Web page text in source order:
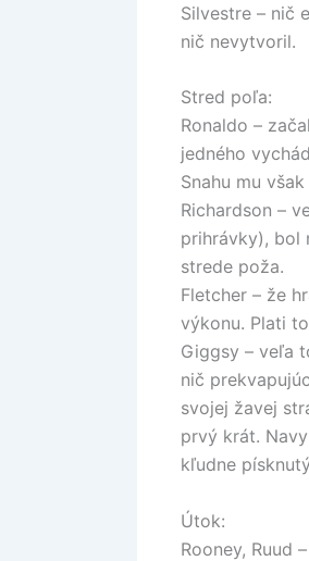
Silvestre – nič
nič nevytvoril.
Stred poľa:
Ronaldo –
jedného
Snahu mu
Richardson –
prihrávky), bol
strede poža.
Fletcher – že
výkonu. Plati
Giggsy – veľa
nič
svojej žavej
prvý krát.
kľudne
Útok:
Rooney, Ruud